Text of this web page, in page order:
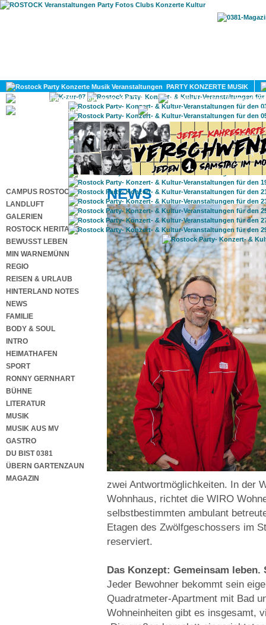
PARTY KONZERTE MUSIK
KULTUR
GAY
CAMPUS ROSTOCK
LANDLUFT
GALERIEN
ROSTOCK HERITAGE
BEWUSST LEBEN
MIN WARNEMÜNN
REGIO
REISEN & URLAUB
HINTERLAND NOTES
NEWS
FAMILIE
BODY & SOUL
INTRO
HEIMATHAFEN
SPORT
RONNY GERNHART
BÜHNE
LITERATUR
MUSIK
MUSIK AUS MV
GASTRO
DU BIST 0381
ÜBERN GARTENZAUN
MAGAZIN
NEWS
zwei Antwortmöglichkeiten. In der
Wohnhaus, richtet die WIRO
selbstbestimmten ambulant
Etagen des Zwölfgeschossers im
reserviert.
Das Konzept: Gemeinsam
Jeder Bewohner bekommt sein
Quadratmeter-Apartment mit Bad
Wohneinheiten gibt es insgesamt,